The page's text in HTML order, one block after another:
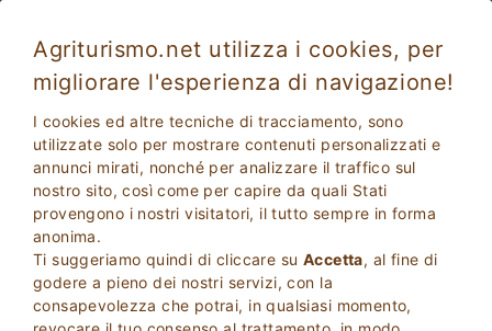
Agriturismo.net utilizza i cookies, per
migliorare l'esperienza di navigazione!
I cookies ed altre tecniche di tracciamento, sono
utilizzate solo per mostrare contenuti personalizzati e
annunci mirati, nonché per analizzare il traffico sul
nostro sito, così come per capire da quali Stati
provengono i nostri visitatori, il tutto sempre in forma
anonima.
Ti suggeriamo quindi di cliccare su Accetta, al fine di
godere a pieno dei nostri servizi, con la
consapevolezza che potrai, in qualsiasi momento,
2Adulti
0Bambini CERCA